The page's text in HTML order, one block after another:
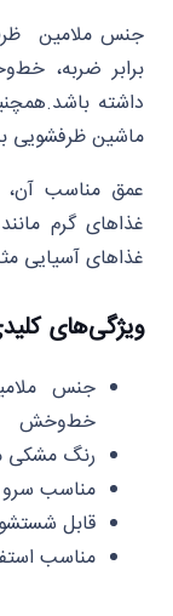
جنس ملامین
برابر ضربه،
داشته
ماشین ظرفشویی
عمق مناسب آن،
غذاهای گرم
غذاهای آسیایی
ویژگی‌های
جنس
خط‌وخش
رنگ مشکی
مناسب سرو
قابل
مناسب